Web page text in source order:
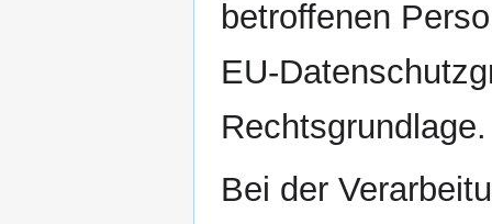
betroffenen
EU-
Rechtsgrundlage.
Bei der